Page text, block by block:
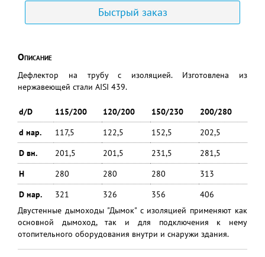
Быстрый заказ
Описание
Дефлектор на трубу с изоляцией. Изготовлена из
нержавеющей стали AISI 439.
d/D 115/200 120/200 150/230
200/280
d нар.
117,5 122,5 152,5
202,5
D вн.
201,5 201,5 231,5
281,5
H
280 280 280
313
D нар.
321 326 356
406
Двустенные дымоходы "Дымок" с изоляцией применяют как
основной дымоход, так и для подключения к нему
отопительного оборудования внутри и снаружи здания.